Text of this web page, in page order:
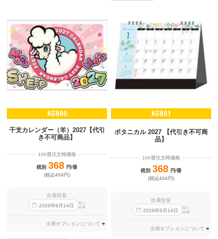
KG800
干支カレンダー（羊）2027【代引
き不可商品】
100冊注文時価格
税別 368 円/冊
(税込404円)
出荷目安
2026年9 月14日
迄に
出荷
出荷オプションについて
KG801
ボタニカル 2027 【代引き不可商
品】
100冊注文時価格
税別 368 円/冊
(税込404円)
出荷目安
2026年9 月 14日
迄に
出荷
出荷オプションについて